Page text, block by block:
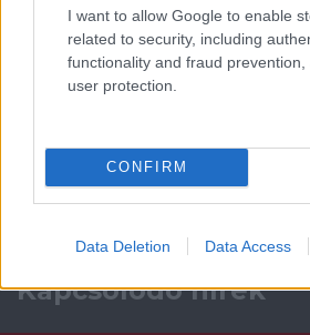
I want to allow Google to enable
related to security, including
functionality and fraud
user protection.
CONFIRM
Data Deletion Data Access
Támogatás
Támogasd
Kapcsolódó hírek